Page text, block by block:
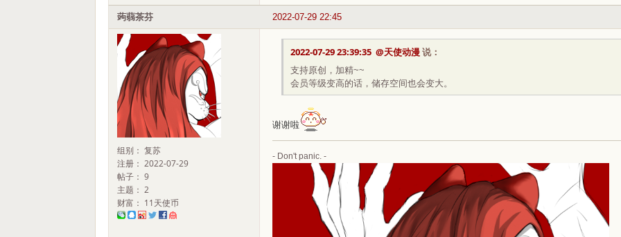
2022-07-29 22:45
蒟蒻茶芬
组别： 复苏
注册： 2022-07-29
帖子： 9
主题： 2
财富： 11天使币
2022-07-29 23:39:35 @天使动漫说：
支持原创，加精~~
会员等级变高的话，储存空间也会变大。
谢谢啦
- Don't panic. -